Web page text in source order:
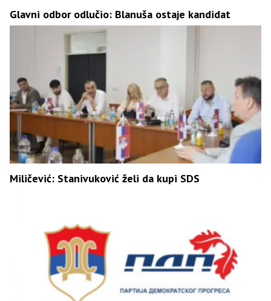
Glavni odbor odlučio: Blanuša ostaje kandidat
Miličević: Stanivuković želi da kupi SDS